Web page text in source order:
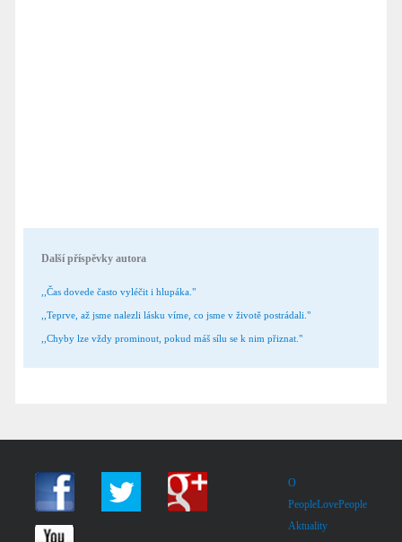
Další příspěvky autora
,,Čas dovede často vyléčit i hlupáka."
,,Teprve, až jsme nalezli lásku víme, co jsme v životě postrádali."
,,Chyby lze vždy prominout, pokud máš sílu se k nim přiznat."
O
PeopleLovePeople
Aktuality